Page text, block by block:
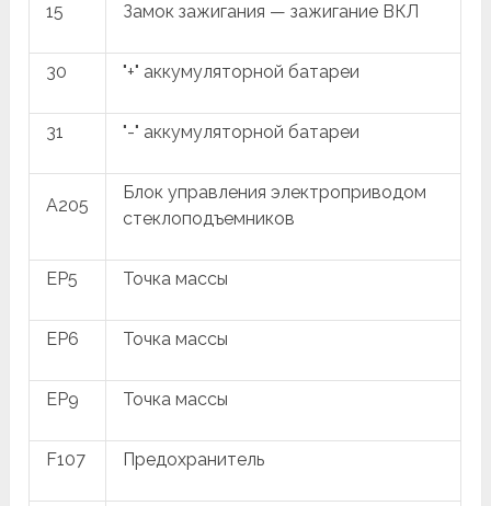
15 Замок зажигания — зажигание ВКЛ
30 "+" аккумуляторной батареи
31 "-" аккумуляторной батареи
A205
Блок управления электроприводом
стеклоподъемников
EP5 Точка массы
EP6 Точка массы
EP9 Точка массы
F107 Предохранитель